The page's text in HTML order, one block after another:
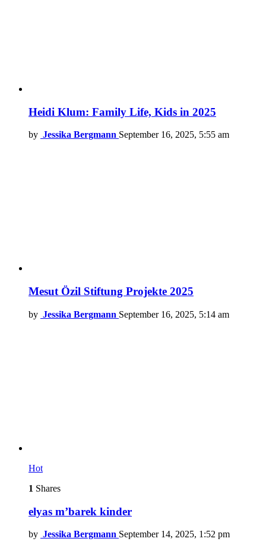
Heidi Klum: Family Life, Kids in 2025
by Jessika Bergmann September 16, 2025, 5:55 am
Mesut Özil Stiftung Projekte 2025
by Jessika Bergmann September 16, 2025, 5:14 am
Hot
1 Shares
elyas m’barek kinder
by Jessika Bergmann September 14, 2025, 1:52 pm